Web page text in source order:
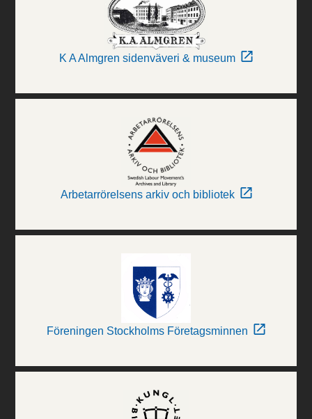
K A Almgren sidenväveri & museum
Arbetarrörelsens arkiv och bibliotek
Föreningen Stockholms Företagsminnen